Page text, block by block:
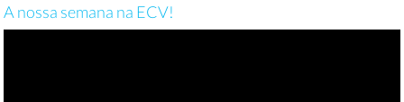
A nossa semana na ECV!